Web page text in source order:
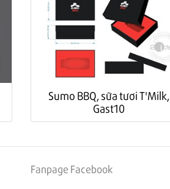
Sumo BBQ, sữa tươi T'Milk,
Gast10
Fanpage Facebook